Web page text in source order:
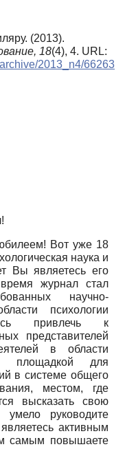
(2013).
18(4), 4. URL:
2013_n4/66263
Вот уже 18
наука и
Вы являетесь его
журнал стал
научно-
психологии
привлечь к
представителей
в области
площадкой для
в системе общего
местом, где
высказать свою
руководите
активным
самым повышаете